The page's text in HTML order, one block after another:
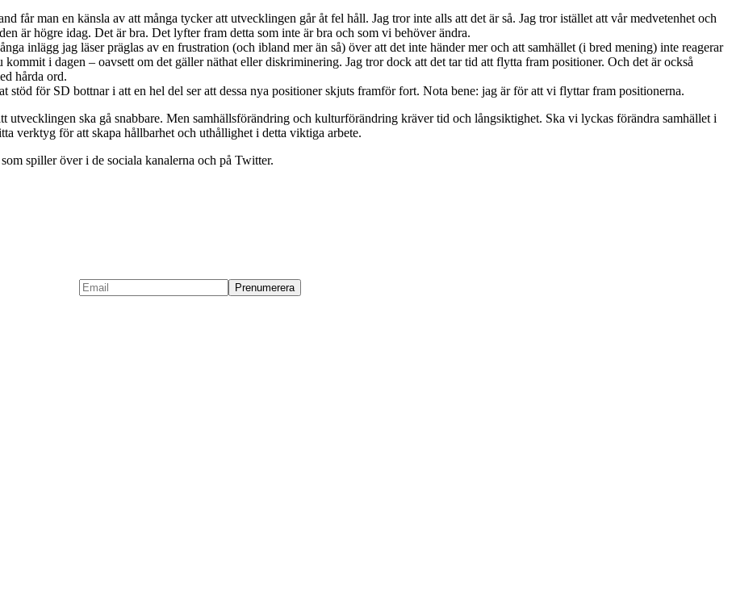
får man en känsla av att många tycker att utvecklingen går åt fel håll. Jag tror inte alls att det är så. Jag tror istället att vår medvetenhet och
är högre idag. Det är bra. Det lyfter fram detta som inte är bra och som vi behöver ändra.
inlägg jag läser präglas av en frustration (och ibland mer än så) över att det inte händer mer och att samhället (i bred mening) inte reagerar
i dagen – oavsett om det gäller näthat eller diskriminering. Jag tror dock att det tar tid att flytta fram positioner. Och det är också
hårda ord.
stöd för SD bottnar i att en hel del ser att dessa nya positioner skjuts framför fort. Nota bene: jag är för att vi flyttar fram positionerna.
ska gå snabbare. Men samhällsförändring och kulturförändring kräver tid och långsiktighet. Ska vi lyckas förändra samhället i
verktyg för att skapa hållbarhet och uthållighet i detta viktiga arbete.
spiller över i de sociala kanalerna och på Twitter.